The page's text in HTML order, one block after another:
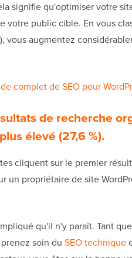
signifie qu'optimiser votre
votre public cible. En vous
vous augmentez
complet de SEO pour
de recherche
élevé (27,6 %).
cliquent sur le premier
un propriétaire de site
qu'il n'y paraît. Tant
soin du SEO technique